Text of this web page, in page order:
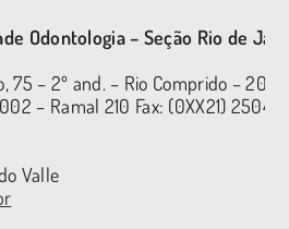
Odontologia – Seção Rio de
75 – 2º and. – Rio Comprido –
– Ramal 210 Fax: (0XX21) 2504-
Valle